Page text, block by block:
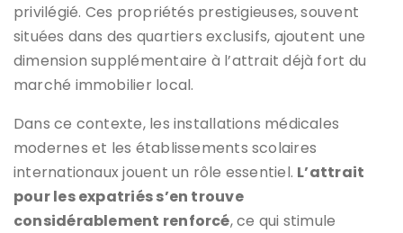
privilégié. Ces propriétés prestigieuses, souvent
situées dans des quartiers exclusifs, ajoutent une
dimension supplémentaire à l’attrait déjà fort du
marché immobilier local.
Dans ce contexte, les installations médicales
modernes et les établissements scolaires
internationaux jouent un rôle essentiel. L’attrait
pour les expatriés s’en trouve
considérablement renforcé, ce qui stimule